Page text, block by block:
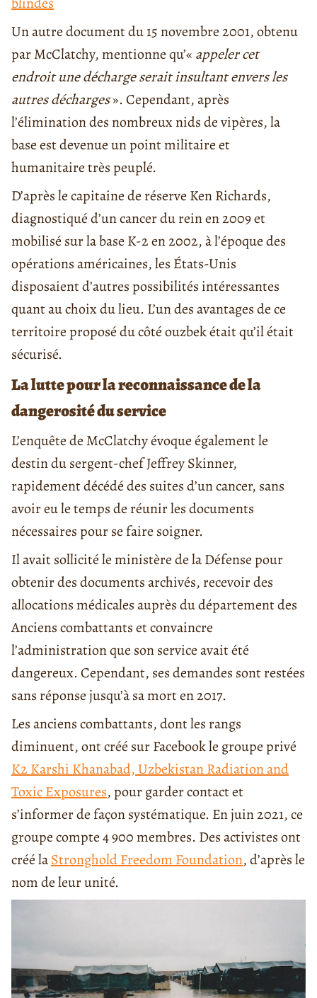
Un autre document du 15 novembre 2001, obtenu
par McClatchy, mentionne qu’« appeler cet
endroit une décharge serait insultant envers les
autres décharges». Cependant, après
l’élimination des nombreux nids de vipères, la
base est devenue un point militaire et
humanitaire très peuplé.
D’après le capitaine de réserve Ken Richards,
diagnostiqué d’un cancer du rein en 2009 et
mobilisé sur la base K-2 en 2002, à l’époque des
opérations américaines, les États-Unis
disposaient d’autres possibilités intéressantes
quant au choix du lieu. L’un des avantages de ce
territoire proposé du côté ouzbek était qu’il était
sécurisé.
La lutte pour la reconnaissance de la
dangerosité du service
L’enquête de McClatchy évoque également le
destin du sergent-chef Jeffrey Skinner,
rapidement décédé des suites d’un cancer, sans
avoir eu le temps de réunir les documents
nécessaires pour se faire soigner.
Il avait sollicité le ministère de la Défense pour
obtenir des documents archivés, recevoir des
allocations médicales auprès du département des
Anciens combattants et convaincre
l’administration que son service avait été
dangereux. Cependant, ses demandes sont restées
sans réponse jusqu’à sa mort en 2017.
Les anciens combattants, dont les rangs
diminuent, ont créé sur Facebook le groupe privé
K2 Karshi Khanabad, Uzbekistan Radiation and
Toxic Exposures, pour garder contact et
s’informer de façon systématique. En juin 2021, ce
groupe compte 4 900 membres. Des activistes ont
créé laStronghold Freedom Foundation, d’après le
nom de leur unité.